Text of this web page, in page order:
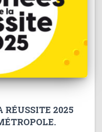
RÉUSSITE 2025